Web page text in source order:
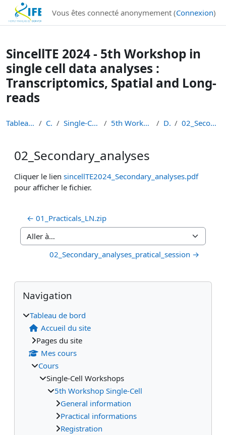
Institut Français de Bioinformatique - Les formations
Passer au contenu principalVous êtes connecté anonymement (Connexion)
SincellTE 2024 - 5th Workshop in
single cell data analyses :
Transcriptomics, Spatial and Long-
reads
Tableau de bord Cours Single-Cell Workshops 5th Workshop Single-Cell Day 2 02_Secondary_analyses
02_Secondary_analyses
Conditions d’achèvement
Cliquer le lien sincellTE2024_Secondary_analyses.pdf
pour afficher le fichier.
← 01_Practicals_LN.zip
Aller à…
02_Secondary_analyses_pratical_session →
Blocs
Blocs supplémentaires
Passer Navigation
Navigation
Tableau de bord
Accueil du site
Pages du site
Mes cours
Cours
Single-Cell Workshops
5th Workshop Single-Cell
General information
Practical informations
Registration